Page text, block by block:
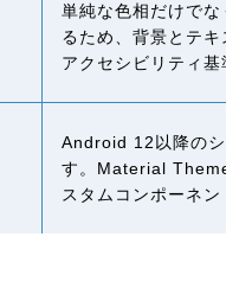
単純な色相だけでなく
るため、背景とテキス
アクセシビリティ基準
Android 12以降のシス
す。 Material Theme
スタムコンポーネント